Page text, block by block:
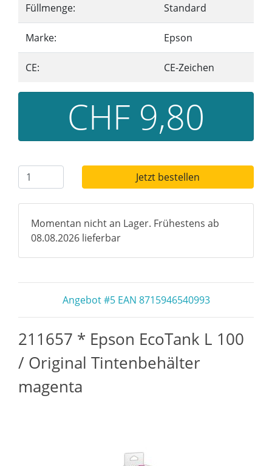
Füllmenge: Standard
Marke: Epson
CE: CE-Zeichen
CHF 9,80
Jetzt bestellen
Momentan nicht an Lager. Frühestens ab
08.08.2026 lieferbar
Angebot #5 EAN 8715946540993
211657 * Epson EcoTank L 100
/ Original Tintenbehälter
magenta